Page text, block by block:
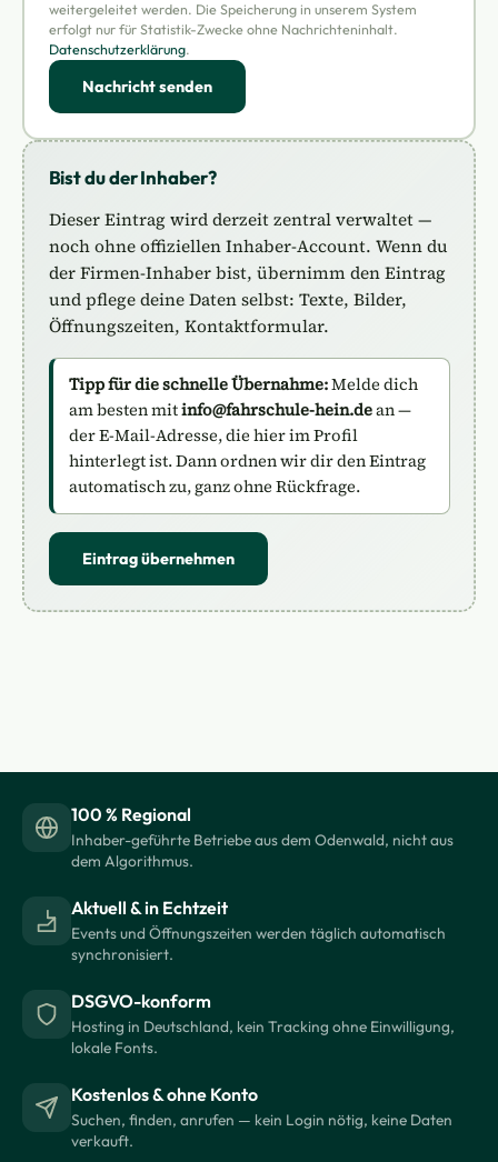
weitergeleitet werden. Die Speicherung in unserem System
erfolgt nur für Statistik-Zwecke ohne Nachrichteninhalt.
Datenschutzerklärung.
Nachricht senden
Bist du der Inhaber?
Dieser Eintrag wird derzeit zentral verwaltet —
noch ohne offiziellen Inhaber-Account. Wenn du
der Firmen-Inhaber bist, übernimm den Eintrag
und pflege deine Daten selbst: Texte, Bilder,
Öffnungszeiten, Kontaktformular.
Tipp für die schnelle Übernahme:Melde dich
am besten mitinfo@fahrschule-hein.dean —
der E-Mail-Adresse, die hier im Profil
hinterlegt ist. Dann ordnen wir dir den Eintrag
automatisch zu, ganz ohne Rückfrage.
Eintrag übernehmen
100 % Regional
Inhaber-geführte Betriebe aus dem Odenwald, nicht aus
dem Algorithmus.
Aktuell & in Echtzeit
Events und Öffnungszeiten werden täglich automatisch
synchronisiert.
DSGVO-konform
Hosting in Deutschland, kein Tracking ohne Einwilligung,
lokale Fonts.
Kostenlos & ohne Konto
Suchen, finden, anrufen — kein Login nötig, keine Daten
verkauft.